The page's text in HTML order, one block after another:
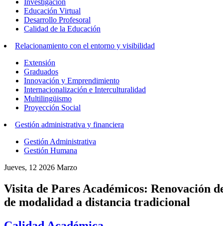
Educación Virtual
Desarrollo Profesoral
Calidad de la Educación
Relacionamiento con el entorno y visibilidad
Extensión
Graduados
Innovación y Emprendimiento
Internacionalización e Interculturalidad
Multilingüismo
Proyección Social
Gestión administrativa y financiera
Gestión Administrativa
Gestión Humana
Jueves, 12 2026 Marzo
Visita de Pares Académicos: Renovación
de modalidad a distancia tradicional